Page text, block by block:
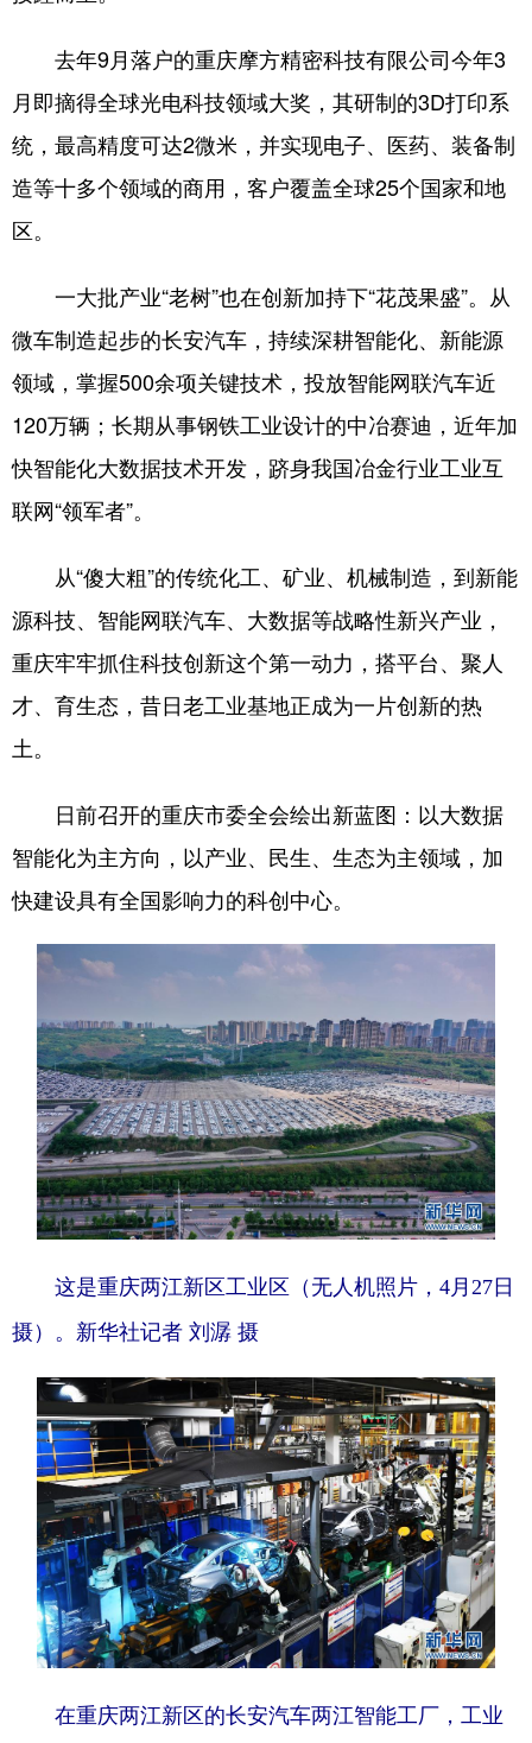
去年9月落户的重庆摩方精密科技有限公司今年3
月即摘得全球光电科技领域大奖，其研制的3D打印系
统，最高精度可达2微米，并实现电子、医药、装备制
造等十多个领域的商用，客户覆盖全球25个国家和地
区。
一大批产业“老树”也在创新加持下“花茂果盛”。从
微车制造起步的长安汽车，持续深耕智能化、新能源
领域，掌握500余项关键技术，投放智能网联汽车近
120万辆；长期从事钢铁工业设计的中冶赛迪，近年加
快智能化大数据技术开发，跻身我国冶金行业工业互
联网“领军者”。
从“傻大粗”的传统化工、矿业、机械制造，到新能
源科技、智能网联汽车、大数据等战略性新兴产业，
重庆牢牢抓住科技创新这个第一动力，搭平台、聚人
才、育生态，昔日老工业基地正成为一片创新的热
土。
日前召开的重庆市委全会绘出新蓝图：以大数据
智能化为主方向，以产业、民生、生态为主领域，加
快建设具有全国影响力的科创中心。
这是重庆两江新区工业区（无人机照片，4月27日
摄）。新华社记者 刘潺 摄
在重庆两江新区的长安汽车两江智能工厂，工业